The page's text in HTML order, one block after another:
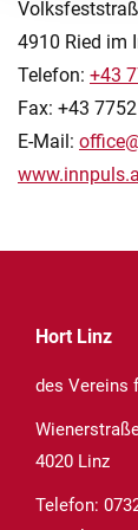
4910 Ried im
Telefon: +43
Fax: +43
E-Mail:
Hort Linz
des Vereins
4020 Linz
Telefon: